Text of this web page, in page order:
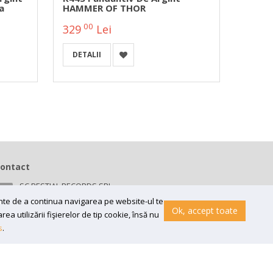
HAMMER OF THOR
329 00 Lei
DETALII
de a continua navigarea pe website-ul te
utilizării fişierelor de tip cookie, însă nu
.
Ok, accept toate
SC BESTIAL RECORDS SRL
Bv 16 Decembrie 1989 nr 43, in curte la Neuromed,
300218, Timisoara